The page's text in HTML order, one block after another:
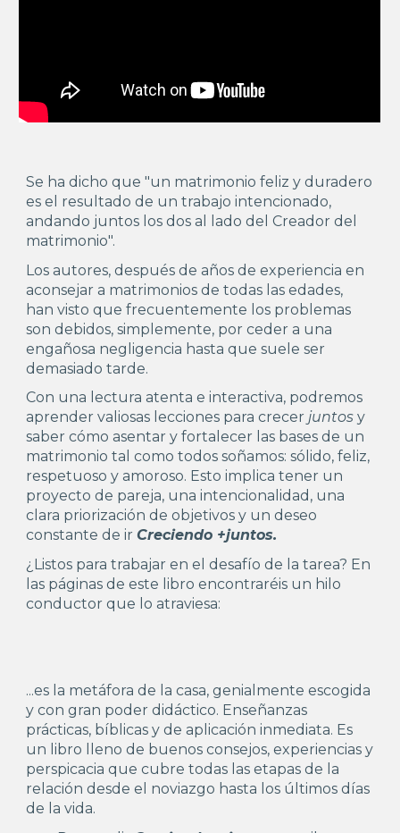
Se ha dicho que "un matrimonio feliz y duradero
es el resultado de un trabajo intencionado,
andando juntos los dos al lado del Creador del
matrimonio".
Los autores, después de años de experiencia en
aconsejar a matrimonios de todas las edades,
han visto que frecuentemente los problemas
son debidos, simplemente, por ceder a una
engañosa negligencia hasta que suele ser
demasiado tarde.
Con una lectura atenta e interactiva, podremos
aprender valiosas lecciones para crecerjuntos y
saber cómo asentar y fortalecer las bases de un
matrimonio tal como todos soñamos: sólido, feliz,
respetuoso y amoroso. Esto implica tener un
proyecto de pareja, una intencionalidad, una
clara priorización de objetivos y un deseo
constante de irCreciendo +juntos.
¿Listos para trabajar en el desafío de la tarea? En
las páginas de este libro encontraréis un hilo
conductor que lo atraviesa:
...es la metáfora de la casa, genialmente escogida
y con gran poder didáctico. Enseñanzas
prácticas, bíblicas y de aplicación inmediata. Es
un libro lleno de buenos consejos, experiencias y
perspicacia que cubre todas las etapas de la
relación desde el noviazgo hasta los últimos días
de la vida.